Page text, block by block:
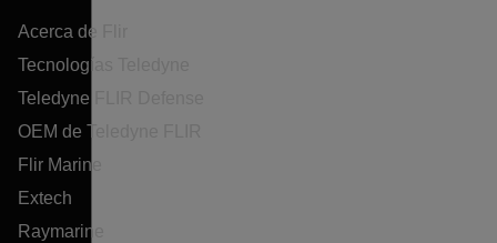
Acerca de Flir
Tecnologías Teledyne
Teledyne FLIR Defense
OEM de Teledyne FLIR
Flir Marine
Extech
Raymarine